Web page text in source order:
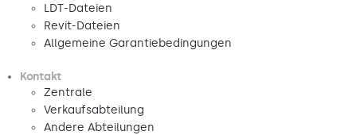
LDT-Dateien
Revit-Dateien
Allgemeine Garantiebedingungen
Kontakt
Zentrale
Verkaufsabteilung
Andere Abteilungen